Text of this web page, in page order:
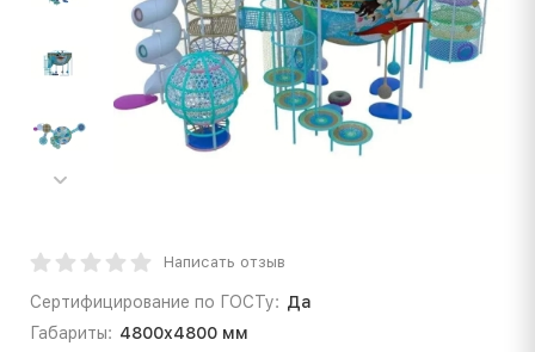
Написать отзыв
Сертифицирование по ГОСТу: Да
Габариты: 4800х4800 мм